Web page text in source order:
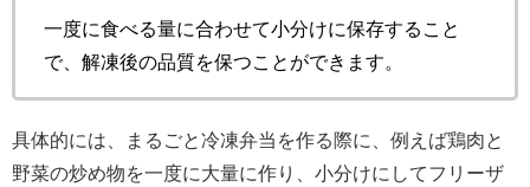
一度に食べる量に合わせて小分けに保存すること
で、解凍後の品質を保つことができます。
具体的には、まるごと冷凍弁当を作る際に、例えば鶏肉と
野菜の炒め物を一度に大量に作り、小分けにしてフリーザ